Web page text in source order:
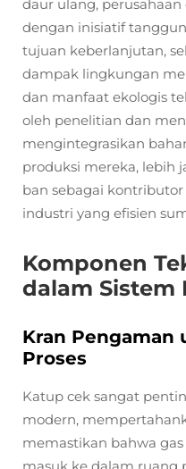
daur ulang,
dengan inisiatif
tujuan keberlanjutan,
dampak lingkungan
dan manfaat ekologis
oleh penelitian dan
mengintegrasikan
produksi mereka, lebih
ban sebagai
industri yang efisien
Komponen
dalam Sistem
Kran Pengaman
Proses
Katup cek sangat
modern,
memastikan bahwa